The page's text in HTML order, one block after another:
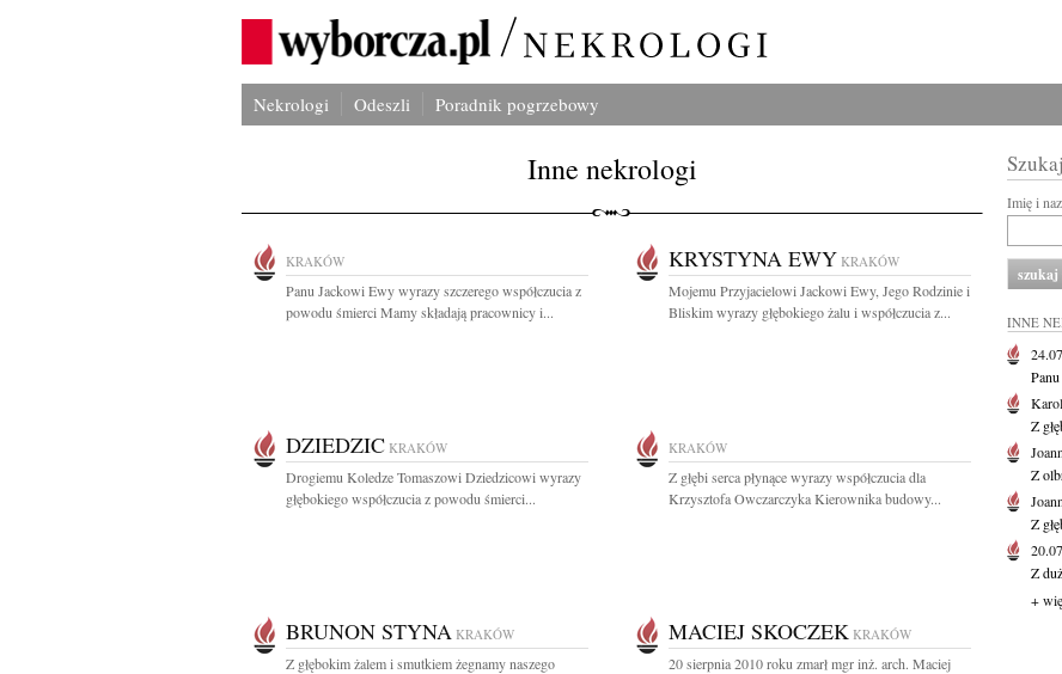
Nekrologi Odeszli Poradnik pogrzebowy
Inne nekrologi
KRAKÓW
Panu Jackowi Ewy wyrazy szczerego współczucia z
powodu śmierci Mamy składają pracownicy i...
KRYSTYNA EWY KRAKÓW
Mojemu Przyjacielowi Jackowi Ewy, Jego Rodzinie i
Bliskim wyrazy głębokiego żalu i współczucia z...
DZIEDZIC KRAKÓW
Drogiemu Koledze Tomaszowi Dziedzicowi wyrazy
głębokiego współczucia z powodu śmierci...
KRAKÓW
Z głębi serca płynące wyrazy współczucia dla
Krzysztofa Owczarczyka Kierownika budowy...
BRUNON STYNA KRAKÓW
Z głębokim żalem i smutkiem żegnamy naszego
MACIEJ SKOCZEK KRAKÓW
20 sierpnia 2010 roku zmarł mgr inż. arch. Maciej
Imię i
INNE
Z
Z
Z
Z
+